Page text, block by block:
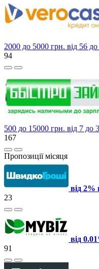
2000 до 5000 грн. від 56
94
500 до 15000 грн. від 7 до
167
Пропозиції місяця
від 2%
23
від
91